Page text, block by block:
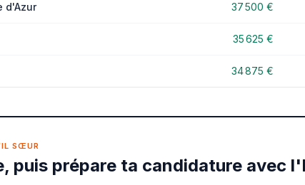
d'Azur 37 500 €
35 625 €
34 875 €
SŒUR
puis prépare ta candidature avec